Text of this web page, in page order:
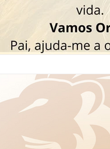
Cultos e
Segredos
Entrevistas